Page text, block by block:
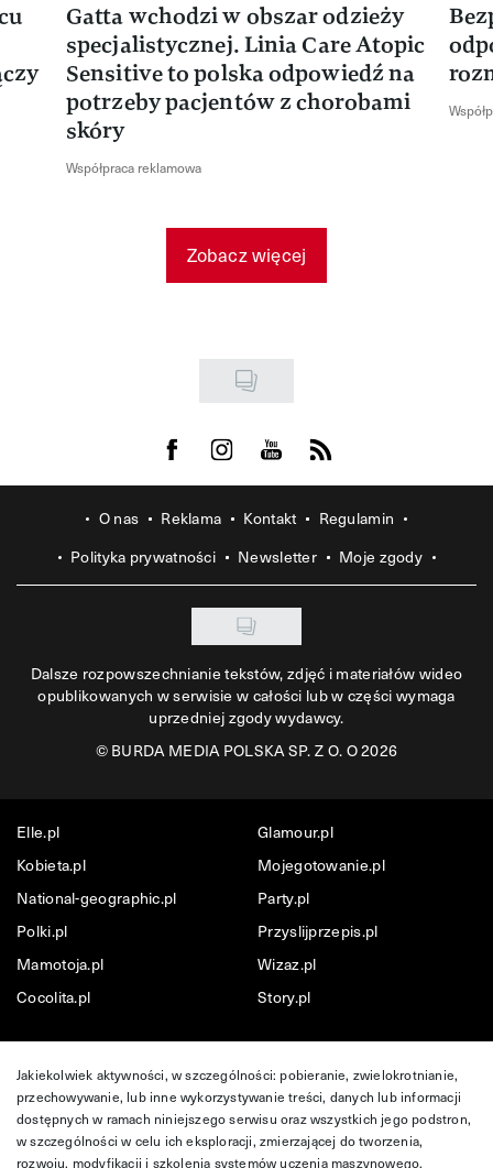
Gatta wchodzi w obszar odzieży
specjalistycznej. Linia Care Atopic
Sensitive to polska odpowiedź na
potrzeby pacjentów z chorobami
skóry
Współpraca reklamowa
Zobacz więcej
Visit us on Facebook
Visit us on Instagram
Visit us on Youtube
Visit us on Rss
O nas Reklama Kontakt
Regulamin
Polityka prywatności
Newsletter Moje zgody
Dalsze rozpowszechnianie tekstów, zdjęć i materiałów wideo
opublikowanych w serwisie w całości lub w części wymaga
uprzedniej zgody wydawcy.
©BURDA MEDIA POLSKA SP. Z O. O 2026
Elle.pl
Glamour.pl
Kobieta.pl
Mojegotowanie.pl
National-geographic.pl
Party.pl
Polki.pl
Przyslijprzepis.pl
Mamotoja.pl
Wizaz.pl
Cocolita.pl
Story.pl
Jakiekolwiek aktywności, w szczególności: pobieranie, zwielokrotnianie,
przechowywanie, lub inne wykorzystywanie treści, danych lub informacji
dostępnych w ramach niniejszego serwisu oraz wszystkich jego podstron,
w szczególności w celu ich eksploracji, zmierzającej do tworzenia,
rozwoju, modyfikacji i szkolenia systemów uczenia maszynowego,